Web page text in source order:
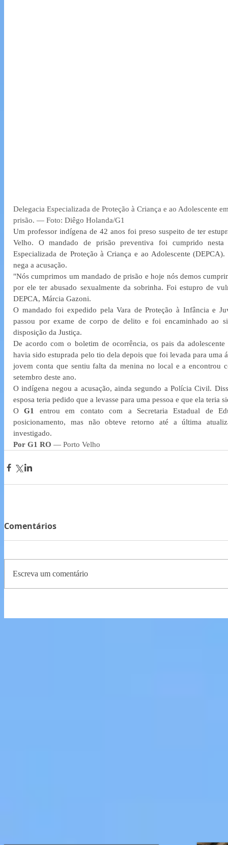
Delegacia Especializada de Proteção à Criança e ao Adolescente
prisão. — Foto: Diêgo Holanda/G1
Um professor indígena de 42 anos foi preso suspeito de ter
Velho. O mandado de prisão preventiva foi cumprido nesta
Especializada de Proteção à Criança e ao Adolescente
nega a acusação.
"Nós cumprimos um mandado de prisão e hoje nós demos
por ele ter abusado sexualmente da sobrinha. Foi estupro de
DEPCA, Márcia Gazoni.
O mandado foi expedido pela Vara de Proteção à Infância e
passou por exame de corpo de delito e foi encaminhado ao
disposição da Justiça.
De acordo com o boletim de ocorrência, os pais da
havia sido estuprada pelo tio dela depois que foi levada para uma
jovem conta que sentiu falta da menina no local e a encontrou
setembro deste ano.
O indígena negou a acusação, ainda segundo a Polícia Civil.
esposa teria pedido que a levasse para uma pessoa e que ela teria
O G1 entrou em contato com a Secretaria Estadual de
posicionamento, mas não obteve retorno até a última
investigado.
Por G1 RO — Porto Velho
Comentários
Escreva um comentário